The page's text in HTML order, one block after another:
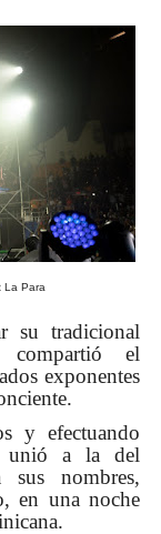
La Para
su tradicional
compartió el
exponentes
y efectuando
unió a la del
sus nombres,
en una noche